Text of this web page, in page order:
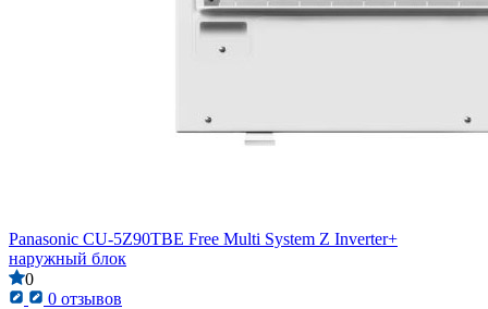
Panasonic CU-5Z90TBE Free Multi System Z Inverter+
наружный блок
0
0 отзывов